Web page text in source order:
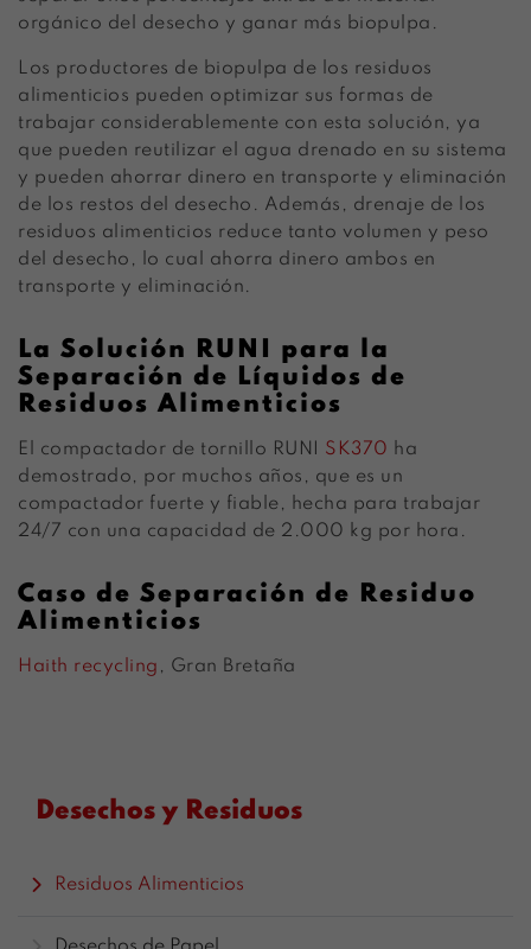
orgánico del desecho y ganar más biopulpa.
Los productores de biopulpa de los residuos
alimenticios pueden optimizar sus formas de
trabajar considerablemente con esta solución, ya
que pueden reutilizar el agua drenado en su sistema
y pueden ahorrar dinero en transporte y eliminación
de los restos del desecho. Además, drenaje de los
residuos alimenticios reduce tanto volumen y peso
del desecho, lo cual ahorra dinero ambos en
transporte y eliminación.
La Solución RUNI para la
Separación de Líquidos de
Residuos Alimenticios
El compactador de tornillo RUNI SK370 ha
demostrado, por muchos años, que es un
compactador fuerte y fiable, hecha para trabajar
24/7 con una capacidad de 2.000 kg por hora.
Caso de Separación de Residuo
Alimenticios
Haith recycling , Gran Bretaña
Desechos y Residuos
Residuos Alimenticios